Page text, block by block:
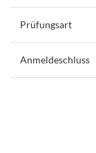
Prüfungsart
Anmeldeschluss